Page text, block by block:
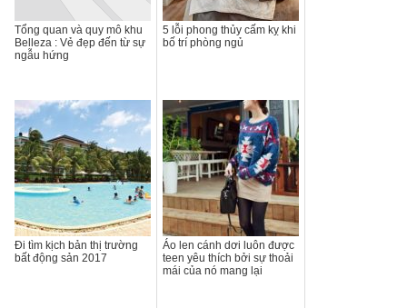
Tổng quan và quy mô khu
Belleza : Vẻ đẹp đến từ sự
ngẫu hứng
5 lỗi phong thủy cấm kỵ khi
bố trí phòng ngủ
Đi tìm kịch bản thị trường
bất động sản 2017
Áo len cánh dơi luôn được
teen yêu thích bởi sự thoải
mái của nó mang lại